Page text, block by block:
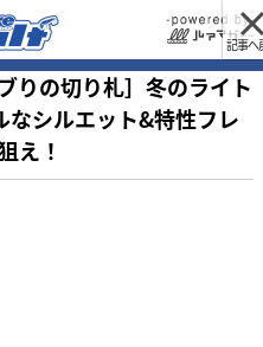
記事へ
りの切り札］冬のライト
なシルエット&特性フレ
え！